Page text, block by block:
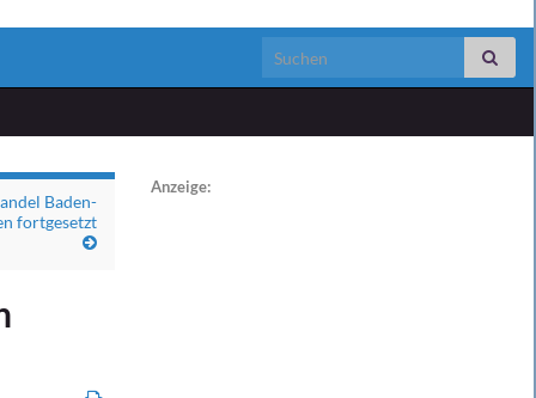
Search for:
Baden-
fortgesetzt
Anzeige: